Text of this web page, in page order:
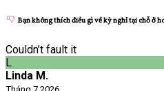
Bạn không thích điều gì về kỳ nghỉ tại chỗ ở
Couldn’t fault it
L
Linda M.